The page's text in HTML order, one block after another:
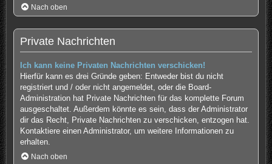
Nach oben
Private Nachrichten
Ich kann keine Privaten Nachrichten verschicken!
Hierfür kann es drei Gründe geben: Entweder bist du nicht
registriert und / oder nicht angemeldet, oder die Board-
Administration hat Private Nachrichten für das komplette Forum
ausgeschaltet. Außerdem könnte es sein, dass der Administrator
dir das Recht, Private Nachrichten zu verschicken, entzogen hat.
Kontaktiere einen Administrator, um weitere Informationen zu
erhalten.
Nach oben